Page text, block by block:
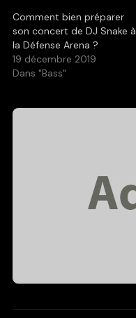
Comment bien préparer
son concert de DJ Snake à
la Défense Arena ?
19 décembre 2019
Dans "Bass"